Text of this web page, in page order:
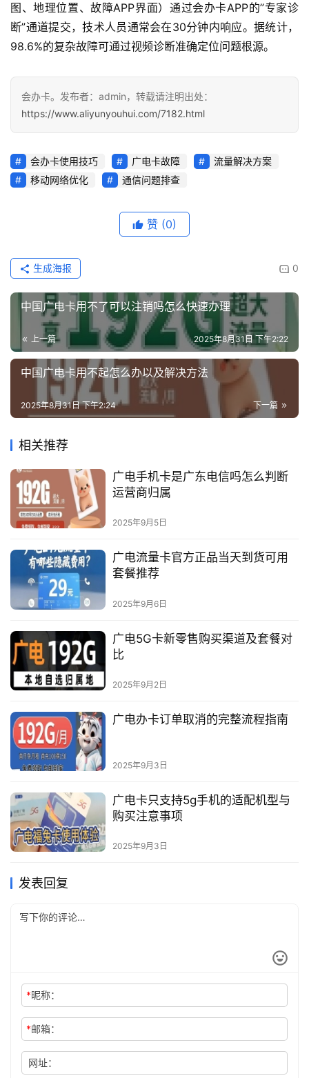
图、地理位置、故障APP界面）通过会办卡APP的”专家诊
断”通道提交，技术人员通常会在30分钟内响应。据统计，
98.6%的复杂故障可通过视频诊断准确定位问题根源。
会办卡。发布者：admin，转载请注明出处：
https://www.aliyunyouhui.com/7182.html
会办卡使用技巧 广电卡故障
流量解决方案
移动网络优化
通信问题排查
赞 (0)
0
生成海报
中国广电卡用不了可以注销吗怎么快速办理
上一篇 2025年8月31日 下午2:22
中国广电卡用不起怎么办以及解决方法
下一篇
2025年8月31日 下午2:24
相关推荐
广电手机卡是广东电信吗怎么判断
运营商归属
2025年9月5日
广电流量卡官方正品当天到货可用
套餐推荐
2025年9月6日
广电5G卡新零售购买渠道及套餐对
比
2025年9月2日
广电办卡订单取消的完整流程指南
2025年9月3日
广电卡只支持5g手机的适配机型与
购买注意事项
2025年9月3日
发表回复
*昵称：
*邮箱：
网址：